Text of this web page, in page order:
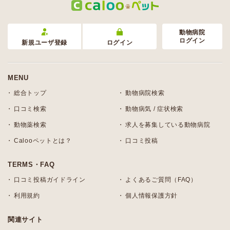
新規ユーザ登録 ログイン
動物病院
ログイン
MENU
総合トップ 動物病院検索
口コミ検索 動物病気 / 症状検索
動物薬検索 求人を募集している動物病院
Calooペットとは？ 口コミ投稿
TERMS・FAQ
口コミ投稿ガイドライン よくあるご質問（FAQ）
利用規約 個人情報保護方針
関連サイト